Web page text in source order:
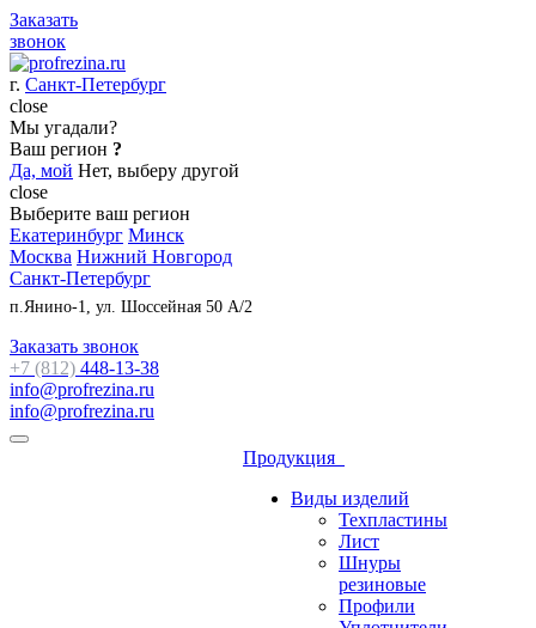
Заказать
звонок
г. Санкт-Петербург
close
Мы угадали?
Ваш регион ?
Да, мой Нет, выберу другой
close
Выберите ваш регион
Екатеринбург Минск
Москва Нижний Новгород
Санкт-Петербург
п.Янино-1, ул. Шоссейная 50 А/2
Заказать звонок
+7 (812) 448-13-38
info@profrezina.ru
info@profrezina.ru
Продукция
Виды изделий
Техпластины
Лист
Шнуры
резиновые
Профили